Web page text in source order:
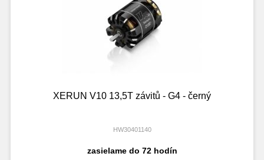
XERUN V10 13,5T závitů - G4 - černý
HW30401140
zasielame do 72 hodín